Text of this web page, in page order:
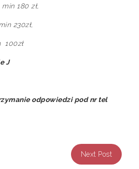
180 zł,
230zł,
100zł
J
odpowiedzi pod nr tel
Next Post